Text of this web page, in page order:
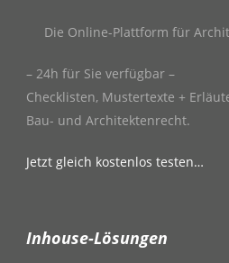
Die Online-Plattform für
– 24h für Sie verfügbar –
Checklisten, Mustertexte +
Bau- und Architektenrecht.
Jetzt gleich kostenlos testen…
Inhouse-Lösungen